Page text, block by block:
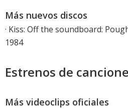
Más nuevos discos
· Kiss: Off the soundboard:
1984
Estrenos de
Más videoclips oficiales